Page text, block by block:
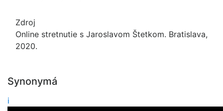
Zdroj
Online stretnutie s Jaroslavom Štetkom. Bratislava,
2020.
Synonymá
i